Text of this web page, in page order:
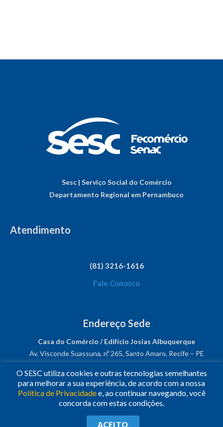
Sesc | Serviço Social do Comércio
Departamento Regional em Pernambuco
Atendimento
(81) 3216-1616
Fale Conosco
Endereço Sede
Casa do Comércio / Edifício Josias Albuquerque
Av. Visconde Suassuna, nº 265, Santo Amaro, Recife – PE
CNPJ: 03.482.931/0001-61
Siga-nos!
Todos os Direitos Reservados.
O SESC utiliza cookies e outras tecnologias semelhantes
para melhorar a sua experiência, de acordo com a nossa
Política de Privacidadee, ao continuar navegando, você
concorda com estas condições.
ACEITO